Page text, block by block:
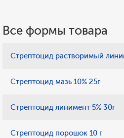
Все формы товара
Стрептоцид растворимый
Стрептоцид мазь 10% 25г
Стрептоцид линимент 5% 30г
Стрептоцид порошок 10 г